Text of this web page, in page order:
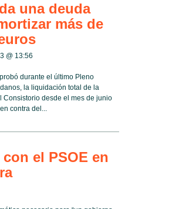
una deuda
más de
@ 13:56
durante el último Pleno
la liquidación total de la
desde el mes de junio
contra del...
el PSOE en